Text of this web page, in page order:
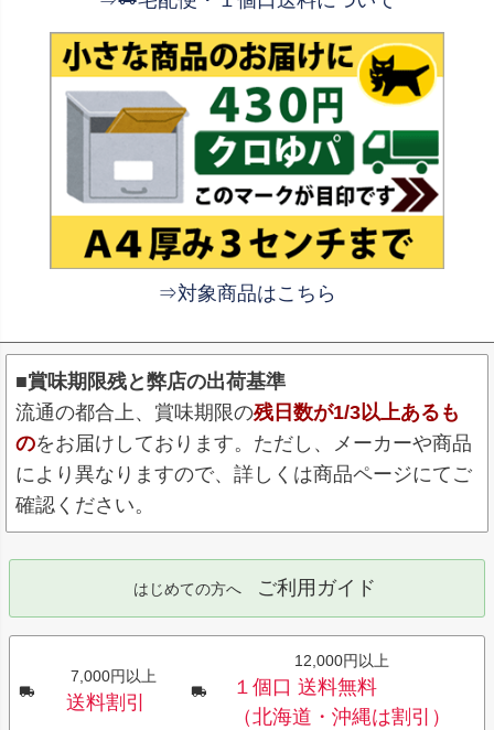
⇒対象商品はこちら
■賞味期限残と弊店の出荷基準
流通の都合上、賞味期限の残日数が1/3以上あるも
のをお届けしております。ただし、メーカーや商品
により異なりますので、詳しくは商品ページにてご
確認ください。
はじめての方へ ご利用ガイド
7,000円以上
送料割引
12,000円以上
１個口 送料無料
（北海道・沖縄は割引）